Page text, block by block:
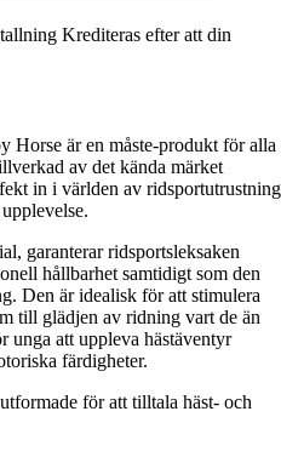
Krediteras efter att din
Horse är en måste-produkt för alla
av det kända märket
in i världen av ridsportutrustning
garanterar ridsportsleksaken
hållbarhet samtidigt som den
Den är idealisk för att stimulera
till glädjen av ridning vart de än
unga att uppleva hästäventyr
färdigheter.
för att tilltala häst- och